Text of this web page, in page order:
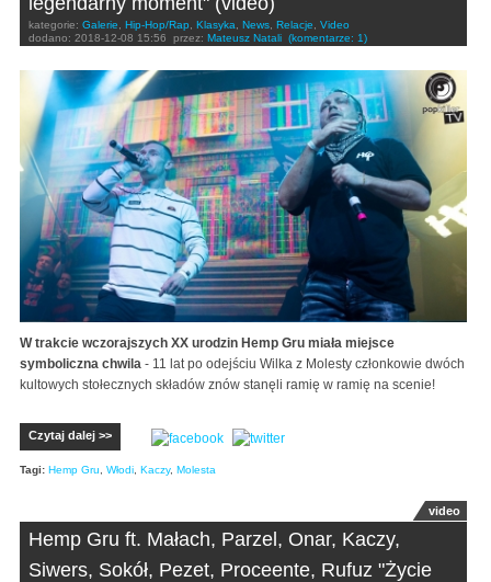
kategorie: Galerie, Hip-Hop/Rap, Klasyka, News, Relacje, Video
dodano: 2018-12-08 15:56 przez: Mateusz Natali (komentarze: 1)
W trakcie wczorajszych XX urodzin Hemp Gru miała miejsce
symboliczna chwila - 11 lat po odejściu Wilka z Molesty członkowie dwóch
kultowych stołecznych składów znów stanęli ramię w ramię na scenie!
Czytaj dalej >>
Tagi: Hemp Gru Włodi Kaczy, Molesta
video
Hemp Gru ft. Małach, Parzel, Onar, Kaczy,
Siwers, Sokół, Pezet, Proceente, Rufuz "Życie